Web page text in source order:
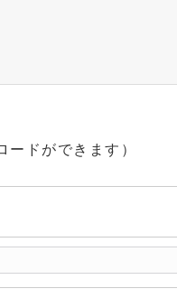
ードができます）